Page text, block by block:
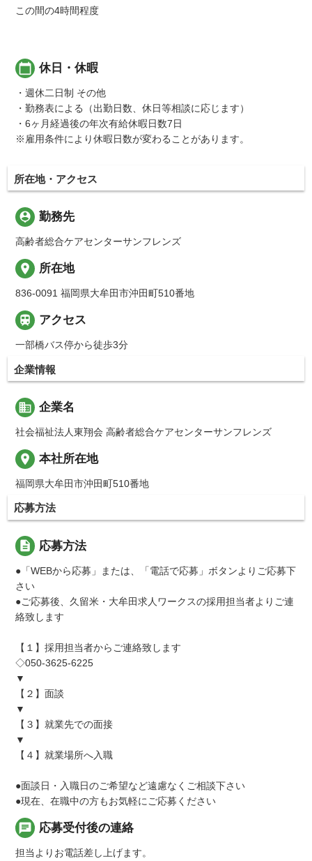
この間の4時間程度
calendar_today 休日・休暇
・週休二日制 その他
・勤務表による（出勤日数、休日等相談に応じます）
・6ヶ月経過後の年次有給休暇日数7日
※雇用条件により休暇日数が変わることがあります。
所在地・アクセス
person_pin 勤務先
高齢者総合ケアセンターサンフレンズ
place 所在地
836-0091 福岡県大牟田市沖田町510番地
 アクセス
一部橋バス停から徒歩3分
企業情報
business 企業名
社会福祉法人東翔会 高齢者総合ケアセンターサンフレンズ
place 本社所在地
福岡県大牟田市沖田町510番地
応募方法
description 応募方法
●「WEBから応募」または、「電話で応募」ボタンよりご応募下
さい
●ご応募後、久留米・大牟田求人ワークスの採用担当者よりご連
絡致します
【１】採用担当者からご連絡致します
◇050-3625-6225
▼
【２】面談
▼
【３】就業先での面接
▼
【４】就業場所へ入職
●面談日・入職日のご希望など遠慮なくご相談下さい
●現在、在職中の方もお気軽にご応募ください
chat 応募受付後の連絡
担当よりお電話差し上げます。